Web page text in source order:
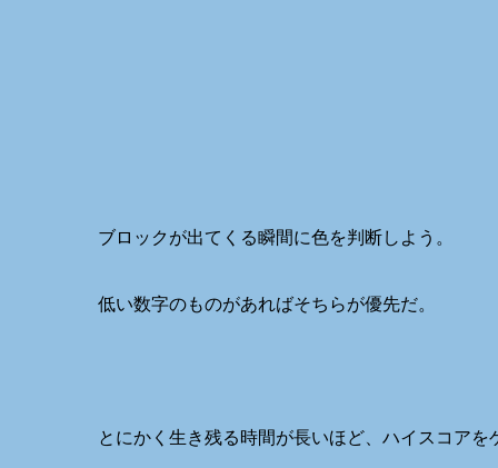
ブロックが出てくる瞬間に色を判断しよう。
低い数字のものがあればそちらが優先だ。
とにかく生き残る時間が長いほど、ハイスコアを